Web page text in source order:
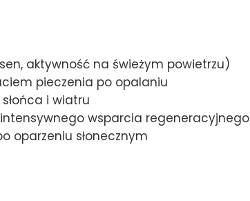
aktywność na świeżym powietrzu)
pieczenia po opalaniu
i wiatru
wsparcia regeneracyjnego
oparzeniu słonecznym